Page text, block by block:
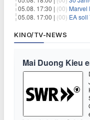
05.08. 17:30 | (00) Marvel
05.08. 17:00 | (00) EA soll 700
KINO/TV-NEWS
Mai Duong Kieu